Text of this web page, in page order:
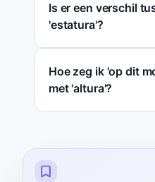
Is er een verschil
'estatura'?
Hoe zeg ik 'op dit
met 'altura'?